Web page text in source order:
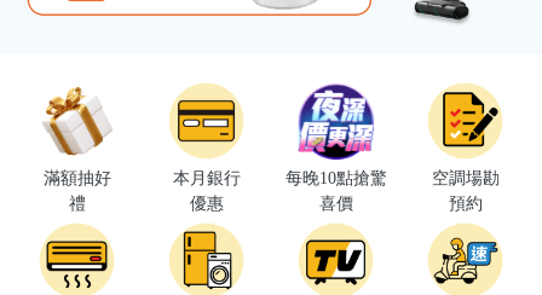
滿額抽好
禮
本月銀行
優惠
每晚10點搶驚
喜價
空調場勘
預約